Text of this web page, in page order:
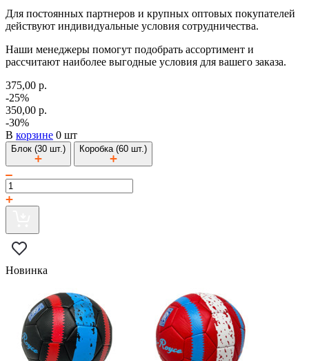
Для постоянных партнеров и крупных оптовых покупателей
действуют индивидуальные условия сотрудничества.
Наши менеджеры помогут подобрать ассортимент и
рассчитают наиболее выгодные условия для вашего заказа.
375,00 р.
-25%
350,00 р.
-30%
В корзине 0 шт
Блок (30 шт.) Коробка (60 шт.)
Новинка